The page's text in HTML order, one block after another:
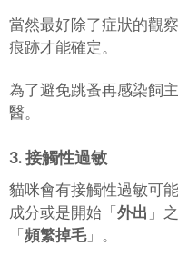
當然最好除了症狀的觀
痕跡才能確定。
為了避免跳蚤再感染飼
醫。
3. 接觸性過敏
貓咪會有接觸性過敏可
成分或是開始「 外出 」
「 頻繁掉毛」。